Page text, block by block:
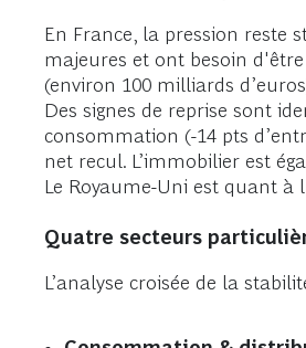
En France, la pression reste
majeures et ont besoin
(environ 100 milliards
Des signes de reprise sont
consommation (-14 pts
net recul. L’immobilier est
Le Royaume-Uni est quant à
Quatre secteurs
L’analyse croisée de la